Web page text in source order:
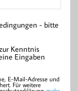
- bitte
Kenntnis
Eingaben
E-Mail-Adresse und
Für weitere